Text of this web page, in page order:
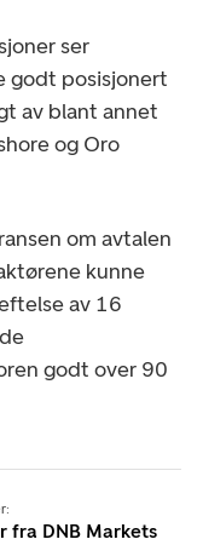
ser
godt posisjonert
av blant annet
og Oro
om avtalen
kunne
av 16
godt over 90
fra DNB Markets